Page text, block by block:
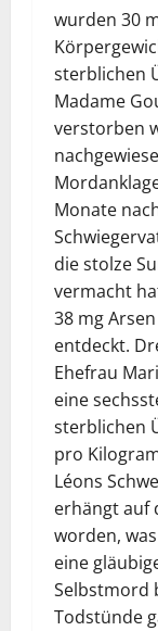
wurden 30
sterblichen
Madame
verstorben
Monate
die stolze
vermacht
38 mg
entdeckt.
Ehefrau
eine
sterblichen
pro
Léons
erhängt auf
worden,
eine
Selbstmord
Todstünde